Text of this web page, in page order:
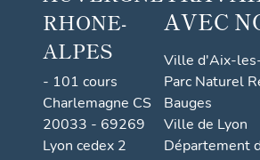
RHONE-
ALPES
- 101 cours
Charlemagne CS
20033 - 69269
Lyon cedex 2
AVEC
Ville d'Aix-
Parc Naturel
Bauges
Ville de Lyon
Département